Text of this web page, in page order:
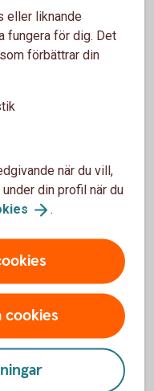
och få en bättre
åt dig,
att
ett bankkontor.
eller liknande
fungera för dig. Det
förbättrar din
när du vill,
din profil när du
.
cookies